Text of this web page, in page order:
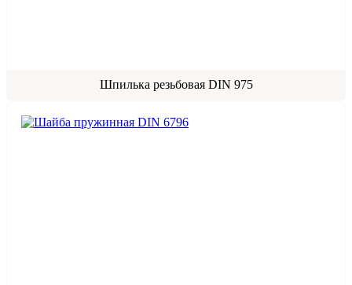
Шпилька резьбовая DIN 975